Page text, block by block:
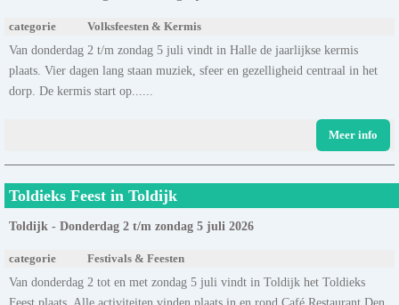
categorie Volksfeesten & Kermis
Van donderdag 2 t/m zondag 5 juli vindt in Halle de jaarlijkse kermis
plaats. Vier dagen lang staan muziek, sfeer en gezelligheid centraal in het
dorp. De kermis start op......
Meer info
Toldieks Feest in Toldijk
Toldijk - Donderdag 2 t/m zondag 5 juli 2026
categorie Festivals & Feesten
Van donderdag 2 tot en met zondag 5 juli vindt in Toldijk het Toldieks
Feest plaats. Alle activiteiten vinden plaats in en rond Café Restaurant Den